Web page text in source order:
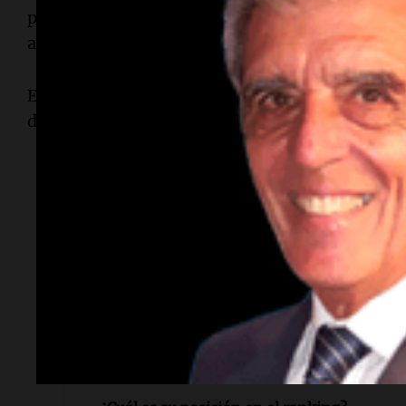
pasado, llegó a la final, donde fue derrotado
actual número 1 del mundo.
En cuanto a Queen's, que también se perderá,
dos ocasiones (2023 y 2025).
¿Qué lesión tiene Alcaraz?
Sufre una tenosinovitis en la muñeca
¿Qué torneos se perderá?
Se perderá Wimbledon y la gira de hierba